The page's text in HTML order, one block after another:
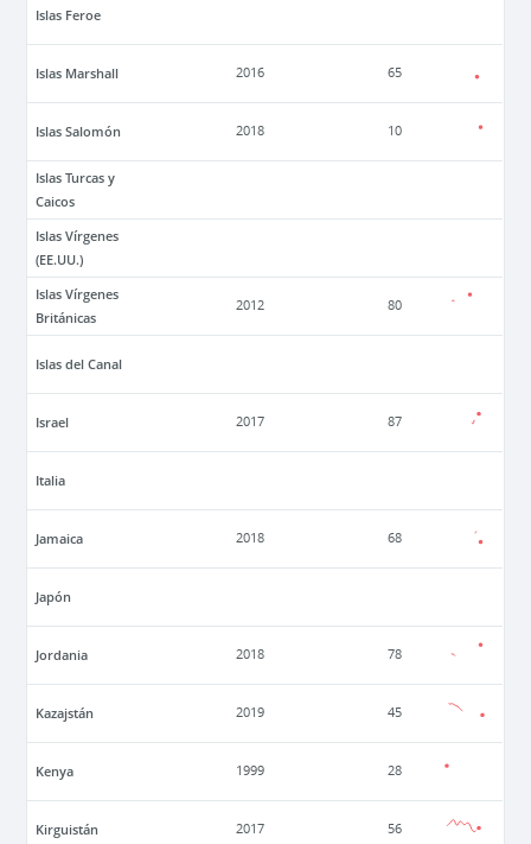
Islas Feroe
Islas Marshall 2016 65
Islas Salomón 2018 10
Islas Turcas y
Caicos
Islas Vírgenes
(EE.UU.)
Islas Vírgenes
Británicas
2012 80
Islas del Canal
Israel 2017 87
Italia
Jamaica 2018 68
Japón
Jordania 2018 78
Kazajstán 2019 45
Kenya 1999 28
Kirguistán 2017 56